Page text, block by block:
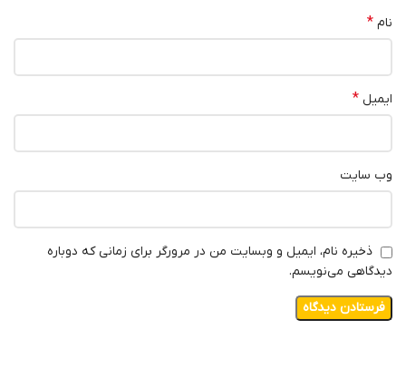
نام *
ایمیل *
وب‌ سایت
ذخیره نام، ایمیل و وبسایت من در مرورگر برای زمانی که دوباره
دیدگاهی می‌نویسم.